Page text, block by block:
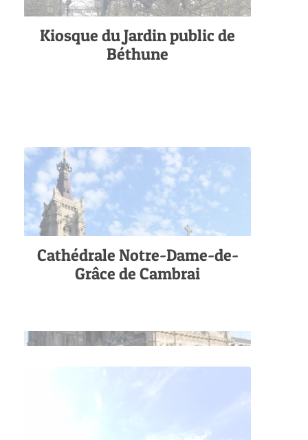
Kiosque du Jardin public de
Béthune
Cathédrale Notre-Dame-de-
Grâce de Cambrai